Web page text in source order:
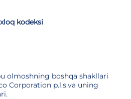
kodeksi
olmoshning boshqa shakllari
Corporation p.l.s.va uning